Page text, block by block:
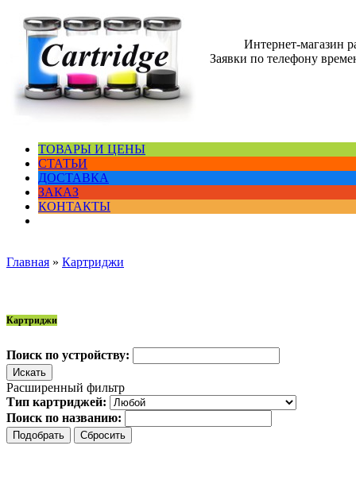
Интернет-магазин
Заявки по телефону
ТОВАРЫ И ЦЕНЫ
СТАТЬИ
ДОСТАВКА
ЗАКАЗ
КОНТАКТЫ
Главная » Картриджи
Картриджи
Поиск по устройству:
Расширенный фильтр
Тип картриджей:
Поиск по названию: